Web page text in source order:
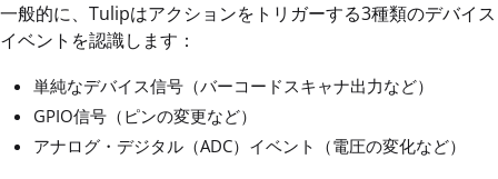
一般的に、Tulipはアクションをトリガーする3種類のデバイス
イベントを認識します：
単純なデバイス信号（バーコードスキャナ出力など）
GPIO信号（ピンの変更など）
アナログ・デジタル（ADC）イベント（電圧の変化など）